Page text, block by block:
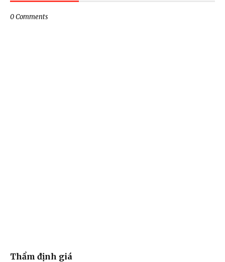
0 Comments
Thẩm định giá